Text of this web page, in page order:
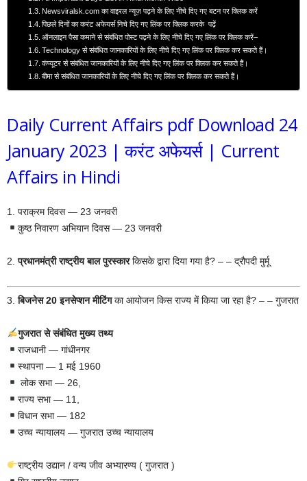
Newsviralsk.com का वाइरल न्यूज़ पढ़ने के लिए नीचे दिए गए बटन पर क्लिक करें
पिछले दिनों का करंट अफेयर्स निचे दिए गए लिंक पर क्लिक करके पढ़ें
ऑनलाइन पैसा कमाने से संबंधित पोस्ट पढ़ने के लिए नीचे दिए गए लिंक पर क्लिक करें–
Technology से संबंधित जानकारियों के लिए नीचे दिए गए लिंक पर क्लिक कर सकते हैं।
कंप्यूटर से संबंधित जानकारियों के लिए नीचे दिए गए लिंक पर क्लिक कर सकते हैं।
बीमा से संबंधित जानकारियों के लिए नीचे दिए गए लिंक पर क्लिक कर सकते हैं।
Daily Current Affairs pdf Download 24
January 2023 | करंट अफेयर्स | Current
Affairs in Hindi
1. पराक्रम दिवस — 23 जनवरी
कुष्ठ निवारण अभियान दिवस — 23 जनवरी
2.प्रधानमंत्री राष्ट्रीय बाल पुरस्कारकिसके द्वारा दिया गया है? – – द्रौपदी मुर्मू
3.बिजनेस 20 इनसेप्शन मीटिंगका आयोजन किस राज्य में किया जा रहा है? – – गुजरात
गुजरात से संबंधित मुख्य तथ्य
राजधानी — गांधीनगर
स्थापना — 1 मई 1960
लोक सभा — 26,
राज्य सभा — 11,
विधान सभा — 182
उच्च न्यायालय — गुजरात उच्च न्यायालय
राष्ट्रीय उद्यान / वन्य जीव अभ्यारण्य ( गुजरात )